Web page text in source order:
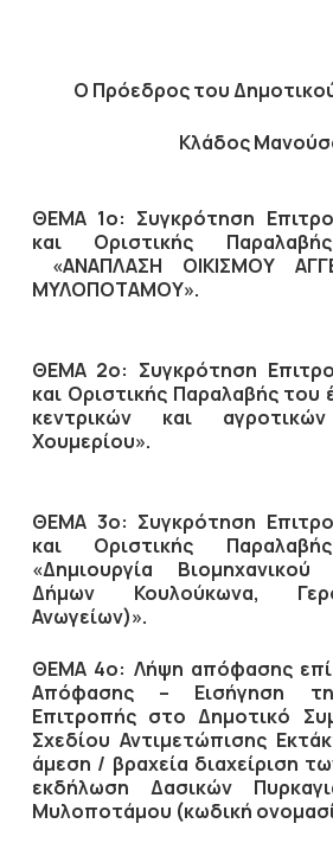
Ο Πρόεδρος του
Κλάδος
ΘΕΜΑ 1ο: Συγκρότηση
και Οριστικής
«ΑΝΑΠΛΑΣΗ ΟΙΚΙΣΜΟΥ
ΜΥΛΟΠΟΤΑΜΟΥ».
ΘΕΜΑ 2ο: Συγκρότηση
και Οριστικής Παραλαβής του
κεντρικών και
Χουμερίου».
ΘΕΜΑ 3ο: Συγκρότηση
και Οριστικής
«Δημιουργία
Δήμων Κουλούκωνα,
Ανωγείων)».
ΘΕΜΑ 4ο: Λήψη απόφασης επί
Απόφασης – Εισήγηση
Επιτροπής στο Δημοτικό
Σχεδίου Αντιμετώπισης
άμεση / βραχεία διαχείριση
εκδήλωση Δασικών
Μυλοποτάμου (κωδική